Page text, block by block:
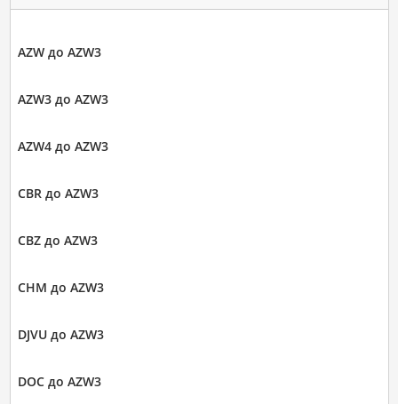
AZW до AZW3
AZW3 до AZW3
AZW4 до AZW3
CBR до AZW3
CBZ до AZW3
CHM до AZW3
DJVU до AZW3
DOC до AZW3